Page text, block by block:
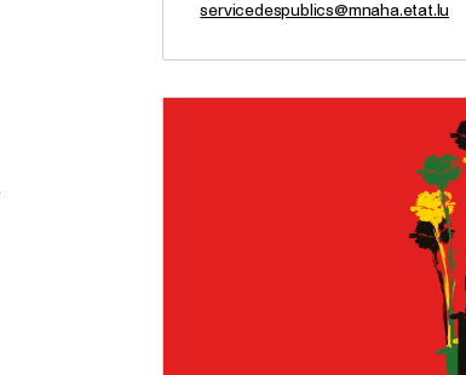
servicedespublics@mnaha.etat.lu